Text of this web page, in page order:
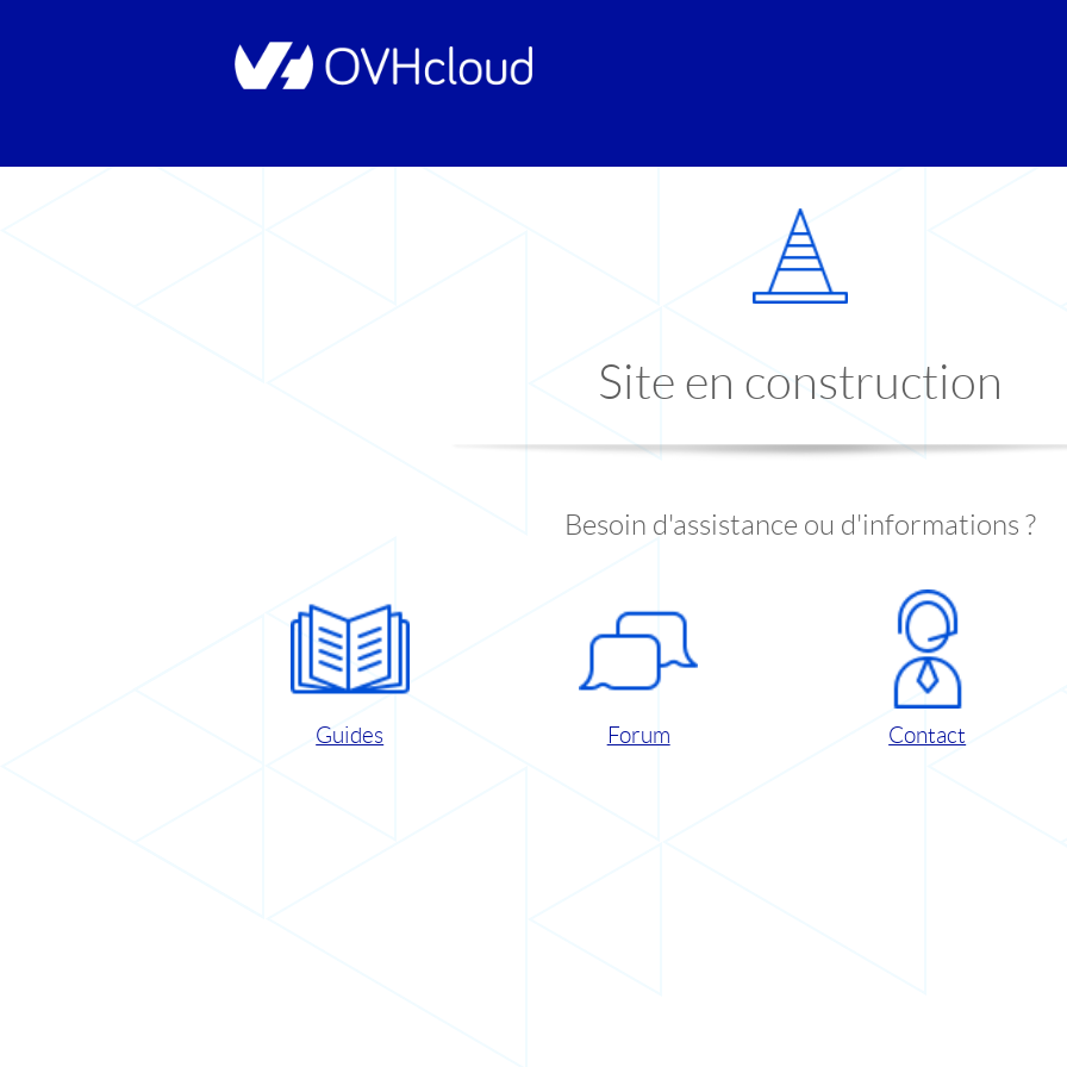
Site en construction
Besoin d'assistance ou d'informations ?
Guides Forum Contact